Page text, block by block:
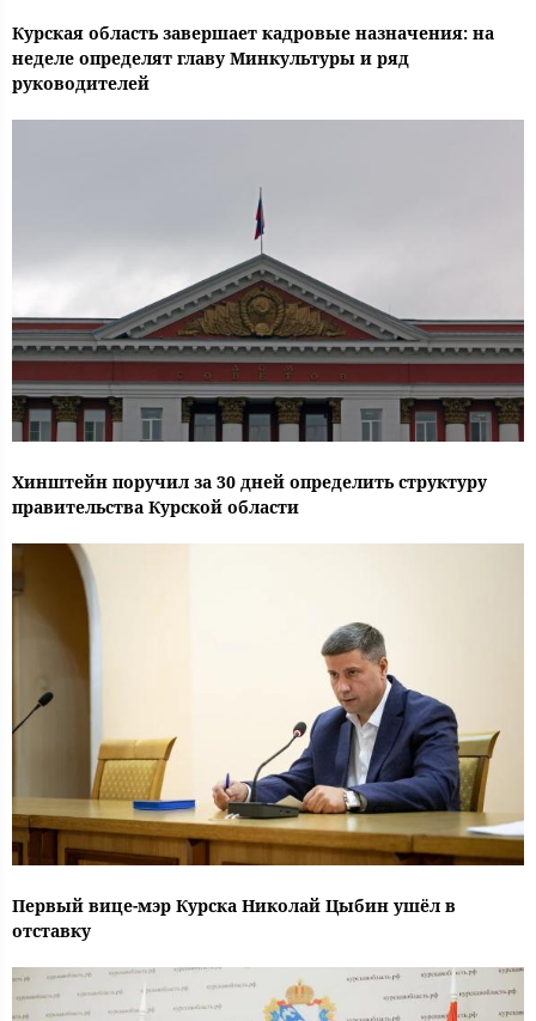
Курская область завершает кадровые назначения: на
неделе определят главу Минкультуры и ряд
руководителей
Хинштейн поручил за 30 дней определить структуру
правительства Курской области
Первый вице-мэр Курска Николай Цыбин ушёл в
отставку